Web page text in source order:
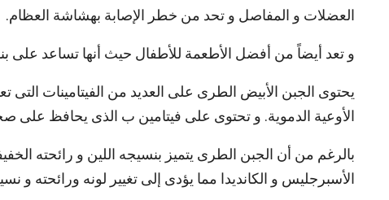
العضلات و المفاصل و تحد من خطر الإصابة بهشاشة العظام.
و تعد أيضاً من أفضل الأطعمة للأطفال حيث أنها تساعد على
يحتوى الجبن الأبيض الطرى على العديد من الفيتامينات
الأوعية الدموية. و تحتوى على فيتامين ب الذى يحافظ على
بالرغم من أن الجبن الطرى يتميز بنسيجه اللين و رائحته
الأسبرجليس و الكانديدا مما يؤدى إلى تغيير لونه ورائحته و